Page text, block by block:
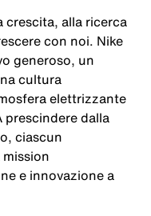
crescita, alla ricerca
con noi. Nike
generoso, un
cultura
elettrizzante
prescindere dalla
ciascun
e innovazione a